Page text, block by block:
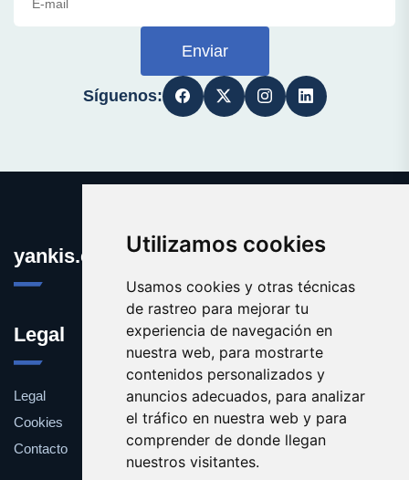
Utilizamos cookies
Usamos cookies y otras técnicas
de rastreo para mejorar tu
experiencia de navegación en
nuestra web, para mostrarte
contenidos personalizados y
anuncios adecuados, para analizar
el tráfico en nuestra web y para
comprender de donde llegan
nuestros visitantes.
Enviar
Síguenos:
yankis.es
Legal
Legal
Cookies
Contacto